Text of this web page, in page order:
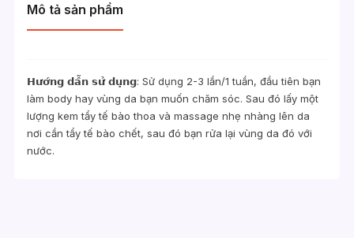
Mô tả sản phẩm
𝗛𝘂̛𝗼̛́𝗻𝗴 𝗱𝗮̂̃𝗻 𝘀𝘂̛̉ 𝗱𝘂̣𝗻𝗴: Sử dụng 2-3 lần/1 tuần, đầu tiên bạn
làm body hay vùng da bạn muốn chăm sóc. Sau đó lấy một
lượng kem tẩy tế bào thoa và massage nhẹ nhàng lên da
nơi cần tẩy tế bào chết, sau đó bạn rửa lại vùng da đó với
nước.